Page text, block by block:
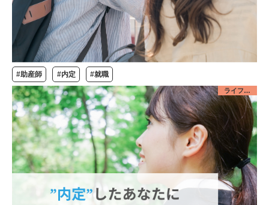
#助産師 #内定 #就職
ライフデザイン／若者